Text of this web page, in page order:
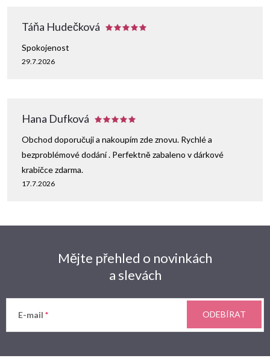
Táňa Hudečková
29.7.2026
Spokojenost
Hana Dufková
17.7.2026
Obchod doporučuji a nakoupím zde znovu. Rychlé a
bezproblémové dodání . Perfektně zabaleno v dárkové
krabičce zdarma.
Mějte přehled o novinkách
a slevách
E-mail ODEBÍRAT